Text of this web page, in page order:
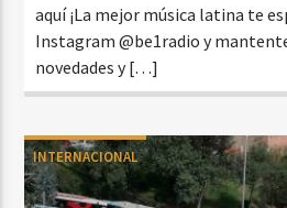
aquí ¡La mejor música latina te
Instagram @be1radio y
novedades y […]
INTERNACIONAL